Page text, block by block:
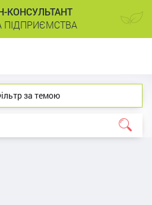
КОНСУЛЬТАНТ
ПІДПРИЄМСТВА
за темою